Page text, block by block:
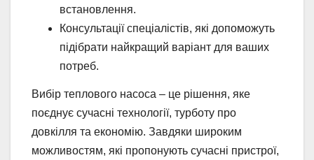
встановлення.
Консультації спеціалістів, які допоможуть
підібрати найкращий варіант для ваших
потреб.
Вибір теплового насоса – це рішення, яке
поєднує сучасні технології, турботу про
довкілля та економію. Завдяки широким
можливостям, які пропонують сучасні пристрої,